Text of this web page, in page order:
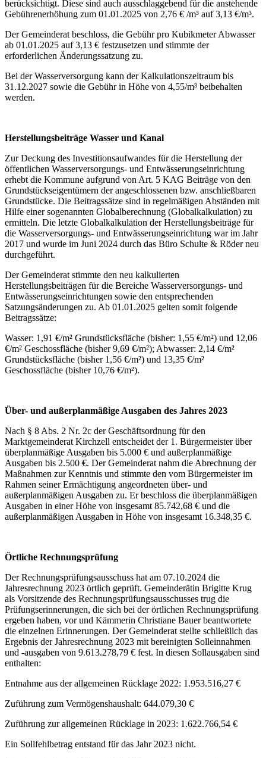
berücksichtigt. Diese sind auch ausschlaggebend für die anstehende
Gebührenerhöhung zum 01.01.2025 von 2,76 € /m³ auf 3,13 €/m³.
Der Gemeinderat beschloss, die Gebühr pro Kubikmeter Abwasser
ab 01.01.2025 auf 3,13 € festzusetzen und stimmte der
erforderlichen Änderungssatzung zu.
Bei der Wasserversorgung kann der Kalkulationszeitraum bis
31.12.2027 sowie die Gebühr in Höhe von 4,55/m³ beibehalten
werden.
Herstellungsbeiträge Wasser und Kanal
Zur Deckung des Investitionsaufwandes für die Herstellung der
öffentlichen Wasserversorgungs- und Entwässerungseinrichtung
erhebt die Kommune aufgrund von Art. 5 KAG Beiträge von den
Grundstückseigentümern der angeschlossenen bzw. anschließbaren
Grundstücke. Die Beitragssätze sind in regelmäßigen Abständen mit
Hilfe einer sogenannten Globalberechnung (Globalkalkulation) zu
ermitteln. Die letzte Globalkalkulation der Herstellungsbeiträge für
die Wasserversorgungs- und Entwässerungseinrichtung war im Jahr
2017 und wurde im Juni 2024 durch das Büro Schulte & Röder neu
durchgeführt.
Der Gemeinderat stimmte den neu kalkulierten
Herstellungsbeiträgen für die Bereiche Wasserversorgungs- und
Entwässerungseinrichtungen sowie den entsprechenden
Satzungsänderungen zu. Ab 01.01.2025 gelten somit folgende
Beitragssätze:
Wasser: 1,91 €/m² Grundstücksfläche (bisher: 1,55 €/m²) und 12,06
€/m² Geschossfläche (bisher 9,69 €/m²); Abwasser: 2,14 €/m²
Grundstücksfläche (bisher 1,56 €/m²) und 13,35 €/m²
Geschossfläche (bisher 10,76 €/m²).
Über- und außerplanmäßige Ausgaben des Jahres 2023
Nach § 8 Abs. 2 Nr. 2c der Geschäftsordnung für den
Marktgemeinderat Kirchzell entscheidet der 1. Bürgermeister über
überplanmäßige Ausgaben bis 5.000 € und außerplanmäßige
Ausgaben bis 2.500 €. Der Gemeinderat nahm die Abrechnung der
Maßnahmen zur Kenntnis und stimmte den vom Bürgermeister im
Rahmen seiner Ermächtigung angeordneten über- und
außerplanmäßigen Ausgaben zu. Er beschloss die überplanmäßigen
Ausgaben in einer Höhe von insgesamt 85.742,68 € und die
außerplanmäßigen Ausgaben in Höhe von insgesamt 16.348,35 €.
Örtliche Rechnungsprüfung
Der Rechnungsprüfungsausschuss hat am 07.10.2024 die
Jahresrechnung 2023 örtlich geprüft. Gemeinderätin Brigitte Krug
als Vorsitzende des Rechnungsprüfungsausschusses trug die
Prüfungserinnerungen, die sich bei der örtlichen Rechnungsprüfung
ergeben haben, vor und Kämmerin Christiane Bauer beantwortete
die einzelnen Erinnerungen. Der Gemeinderat stellte schließlich das
Ergebnis der Jahresrechnung 2023 mit bereinigten Solleinnahmen
und -ausgaben von 9.613.278,79 € fest. In diesen Sollausgaben sind
enthalten:
Entnahme aus der allgemeinen Rücklage 2022: 1.953.516,27 €
Zuführung zum Vermögenshaushalt: 644.079,30 €
Zuführung zur allgemeinen Rücklage in 2023: 1.622.766,54 €
Ein Sollfehlbetrag entstand für das Jahr 2023 nicht.